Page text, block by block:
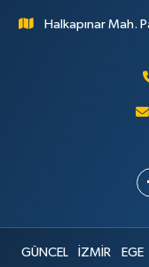
Halkapınar Mah.
GÜNCEL İZMİR EGE